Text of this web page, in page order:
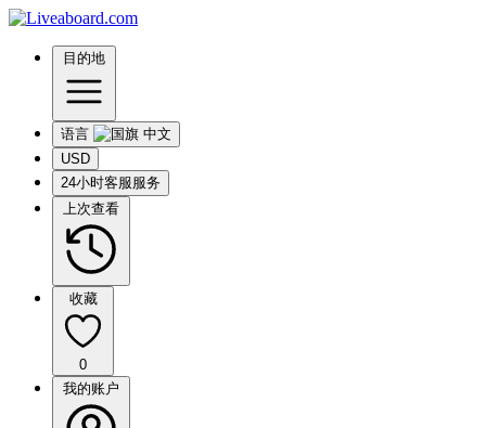
目的地
语言
USD
24小时客服服务
上次查看
收藏
0
我的账户